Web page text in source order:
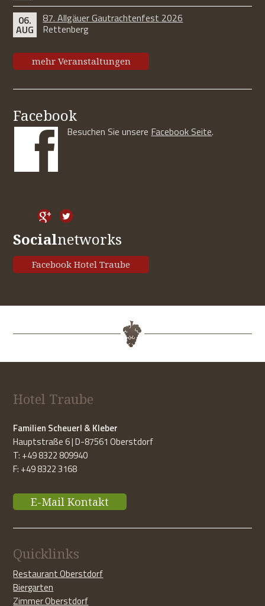
06.
AUG
87. Allgäuer Gautrachtenfest 2026
Rettenberg
mehr Veranstaltungen
Facebook
Besuchen Sie unsere Facebook Seite.
Socialnetworks
Facebook Hotel Traube
Hotel Traube
Familien Scheuerl & Kleber
Hauptstraße 6 | D-87561 Oberstdorf
T: +49 8322 809940
F: +49 8322 3168
E-Mail Kontakt
Quicklinks
Restaurant Oberstdorf
Biergarten
Zimmer Oberstdorf